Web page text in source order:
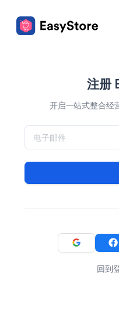
注册
开启一站式整合经
回到